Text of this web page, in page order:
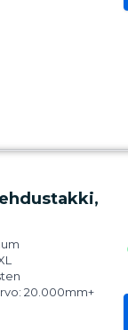
20.000mm+